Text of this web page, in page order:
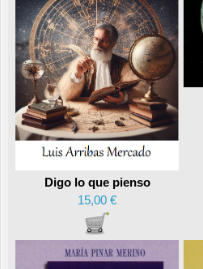
Digo lo que pienso
15,00 €